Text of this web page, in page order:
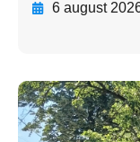
6 august